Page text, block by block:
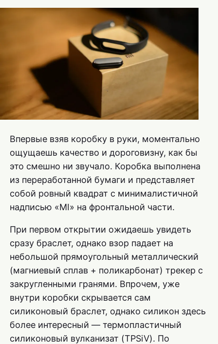
Впервые взяв коробку в руки, моментально
ощущаешь качество и дороговизну, как бы
это смешно ни звучало. Коробка выполнена
из переработанной бумаги и представляет
собой ровный квадрат с минималистичной
надписью «MI» на фронтальной части.
При первом открытии ожидаешь увидеть
сразу браслет, однако взор падает на
небольшой прямоугольный металлический
(магниевый сплав + поликарбонат) трекер с
закругленными гранями. Впрочем, уже
внутри коробки скрывается сам
силиконовый браслет, однако силикон здесь
более интересный — термопластичный
силиконовый вулканизат (TPSiV). По